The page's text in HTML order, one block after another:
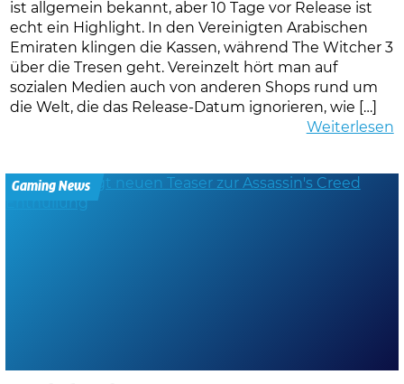
ist allgemein bekannt, aber 10 Tage vor Release ist
echt ein Highlight. In den Vereinigten Arabischen
Emiraten klingen die Kassen, während The Witcher 3
über die Tresen geht. Vereinzelt hört man auf
sozialen Medien auch von anderen Shops rund um
die Welt, die das Release-Datum ignorieren, wie […]
Weiterlesen
Gaming News